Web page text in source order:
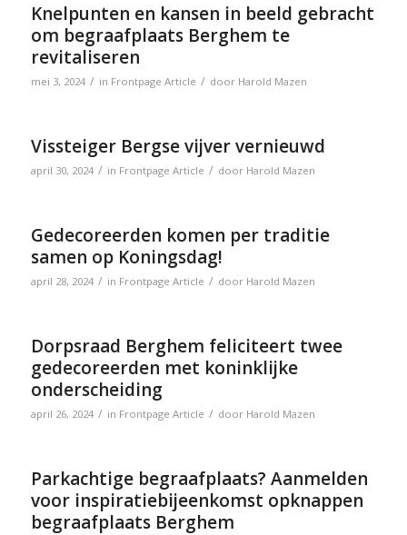
Knelpunten en kansen in beeld gebracht
om begraafplaats Berghem te
revitaliseren
mei 3, 2024 / in Frontpage Article / door Harold Mazen
Vissteiger Bergse vijver vernieuwd
april 30, 2024 / in Frontpage Article / door Harold Mazen
Gedecoreerden komen per traditie
samen op Koningsdag!
april 28, 2024 / in Frontpage Article / door Harold Mazen
Dorpsraad Berghem feliciteert twee
gedecoreerden met koninklijke
onderscheiding
april 26, 2024 / in Frontpage Article / door Harold Mazen
Parkachtige begraafplaats? Aanmelden
voor inspiratiebijeenkomst opknappen
begraafplaats Berghem